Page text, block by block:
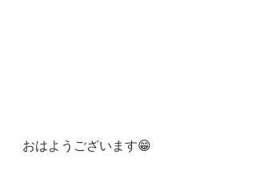
おはようございます😁